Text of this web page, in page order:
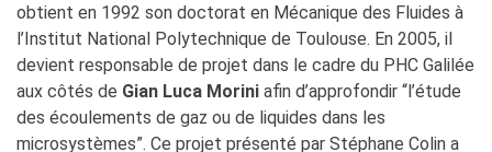
obtient en 1992 son doctorat en Mécanique des Fluides à
l’Institut National Polytechnique de Toulouse. En 2005, il
devient responsable de projet dans le cadre du PHC Galilée
aux côtés de Gian Luca Morini afin d’approfondir “l’étude
des écoulements de gaz ou de liquides dans les
microsystèmes”. Ce projet présenté par Stéphane Colin a